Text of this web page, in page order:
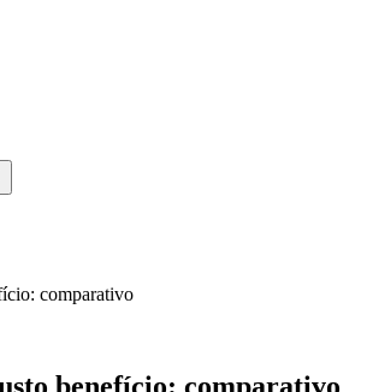
comparativo